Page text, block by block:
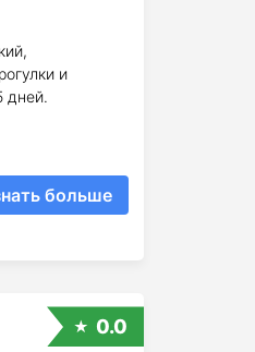
и
дней.
больше
0.0